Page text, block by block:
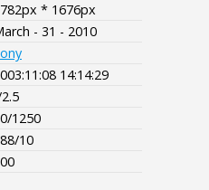
* 1676px
- 31 - 2010
14:14:29
1250
10